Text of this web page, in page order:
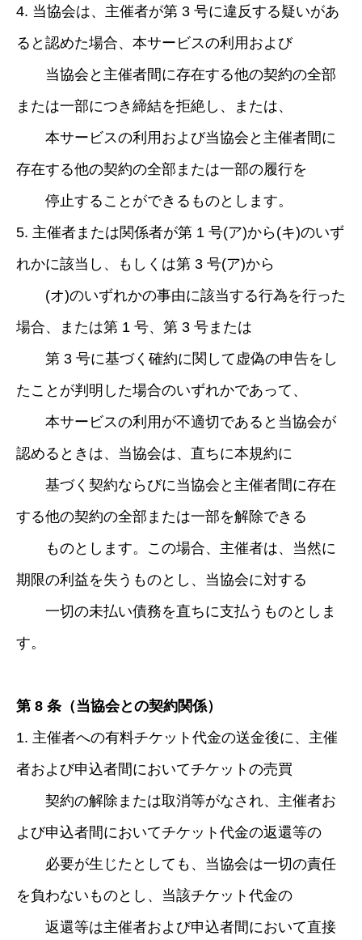
4. 当協会は、主催者が第 3 号に違反する疑いがあ
ると認めた場合、本サービスの利用および
当協会と主催者間に存在する他の契約の全部
または一部につき締結を拒絶し、または、
本サービスの利用および当協会と主催者間に
存在する他の契約の全部または一部の履行を
停止することができるものとします。
5. 主催者または関係者が第 1 号(ア)から(キ)のいず
れかに該当し、もしくは第 3 号(ア)から
(オ)のいずれかの事由に該当する行為を行った
場合、または第 1 号、第 3 号または
第 3 号に基づく確約に関して虚偽の申告をし
たことが判明した場合のいずれかであって、
本サービスの利用が不適切であると当協会が
認めるときは、当協会は、直ちに本規約に
基づく契約ならびに当協会と主催者間に存在
する他の契約の全部または一部を解除できる
ものとします。この場合、主催者は、当然に
期限の利益を失うものとし、当協会に対する
一切の未払い債務を直ちに支払うものとしま
す。
第 8 条（当協会との契約関係）
1. 主催者への有料チケット代金の送金後に、主催
者および申込者間においてチケットの売買
契約の解除または取消等がなされ、主催者お
よび申込者間においてチケット代金の返還等の
必要が生じたとしても、当協会は一切の責任
を負わないものとし、当該チケット代金の
返還等は主催者および申込者間において直接